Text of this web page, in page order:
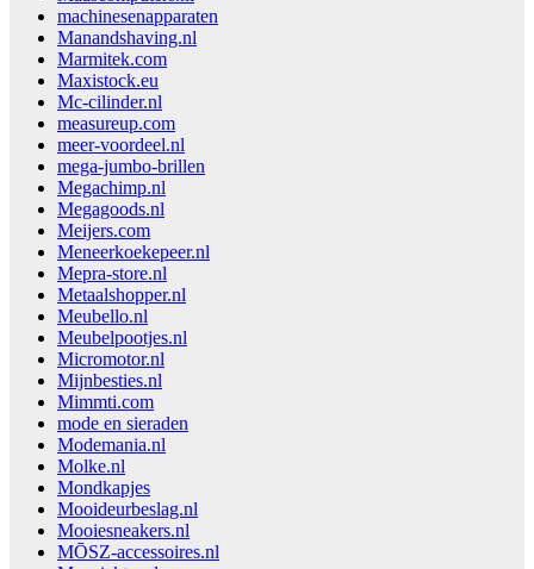
machinesenapparaten
Manandshaving.nl
Marmitek.com
Maxistock.eu
Mc-cilinder.nl
measureup.com
meer-voordeel.nl
mega-jumbo-brillen
Megachimp.nl
Megagoods.nl
Meijers.com
Meneerkoekepeer.nl
Mepra-store.nl
Metaalshopper.nl
Meubello.nl
Meubelpootjes.nl
Micromotor.nl
Mijnbesties.nl
Mimmti.com
mode en sieraden
Modemania.nl
Molke.nl
Mondkapjes
Mooideurbeslag.nl
Mooiesneakers.nl
MŌSZ-accessoires.nl